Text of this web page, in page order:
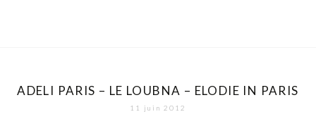
ADELI PARIS – LE LOUBNA – ELODIE IN PARIS
11 juin 2012